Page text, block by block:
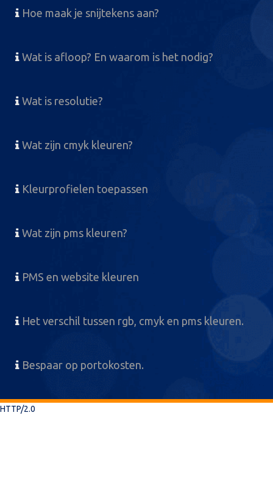
Hoe maak je snijtekens aan?
Wat is afloop? En waarom is het nodig?
Wat is resolutie?
Wat zijn cmyk kleuren?
Kleurprofielen toepassen
Wat zijn pms kleuren?
PMS en website kleuren
Het verschil tussen rgb, cmyk en pms kleuren.
Bespaar op portokosten.
HTTP/2.0